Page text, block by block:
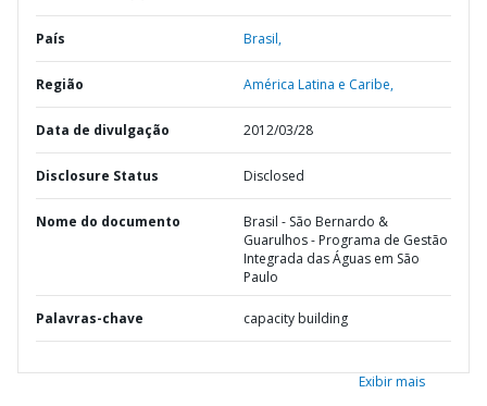
País Brasil,
Região América Latina e Caribe,
Data de divulgação 2012/03/28
Disclosure Status Disclosed
Nome do documento
Brasil - São Bernardo &
Guarulhos - Programa de Gestão
Integrada das Águas em São
Paulo
Palavras-chave capacity building
Exibir mais